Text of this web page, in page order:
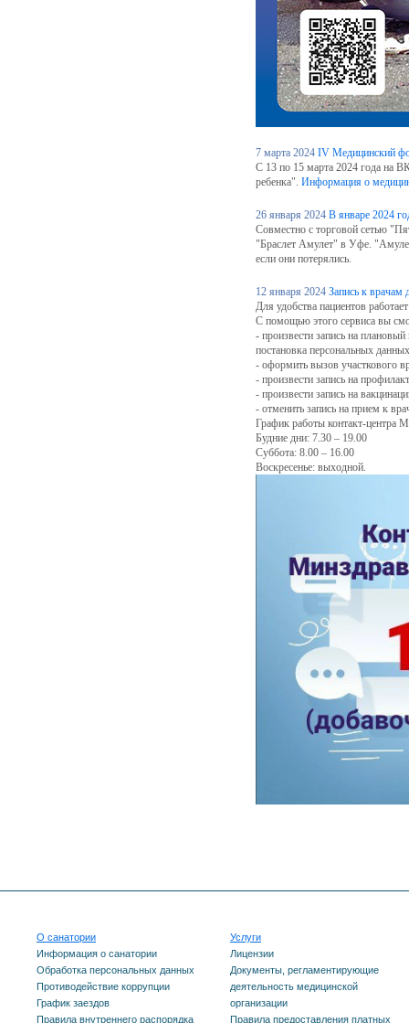
7 марта 2024 IV Медицинский
С 13 по 15 марта 2024 года на
ребенка". Информация о
26 января 2024 В январе 2024
Совместно с торговой сетью
"Браслет Амулет" в Уфе.
если они потерялись.
12 января 2024 Запись к врачам
Для удобства пациентов
С помощью этого сервиса вы
- произвести запись на
постановка персональных
- оформить вызов участкового
- произвести запись на
- произвести запись на
- отменить запись на прием к
График работы контакт-центра
Будние дни: 7.30 – 19.00
Суббота: 8.00 – 16.00
Воскресенье: выходной.
О санатории
Информация о санатории
Обработка персональных данных
Противодействие коррупции
График заездов
Правила внутреннего распорядка
Услуги
Лицензии
Документы, регламентирующие
деятельность медицинской
организации
Правила предоставления платных